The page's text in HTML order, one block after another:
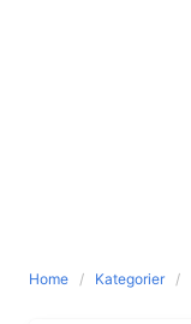
Home Kategorier